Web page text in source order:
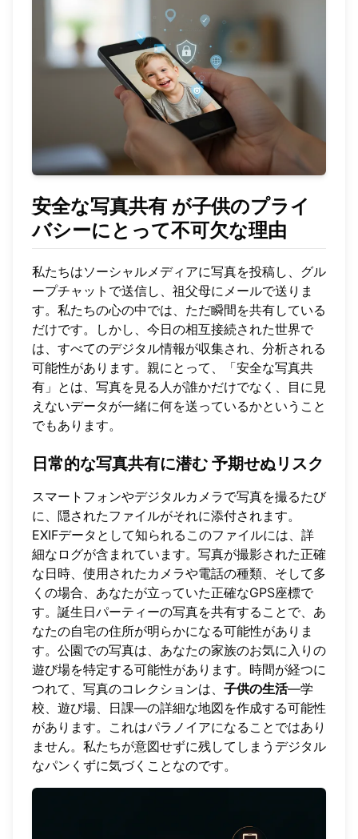
安全な写真共有 が子供のプライ
バシーにとって不可欠な理由
私たちはソーシャルメディアに写真を投稿し、グル
ープチャットで送信し、祖父母にメールで送りま
す。私たちの心の中では、ただ瞬間を共有している
だけです。しかし、今日の相互接続された世界で
は、すべてのデジタル情報が収集され、分析される
可能性があります。親にとって、「安全な写真共
有」とは、写真を見る人が誰かだけでなく、目に見
えないデータが一緒に何を送っているかということ
でもあります。
日常的な写真共有に潜む 予期せぬリスク
スマートフォンやデジタルカメラで写真を撮るたび
に、隠されたファイルがそれに添付されます。
EXIFデータとして知られるこのファイルには、詳
細なログが含まれています。写真が撮影された正確
な日時、使用されたカメラや電話の種類、そして多
くの場合、あなたが立っていた正確なGPS座標で
す。誕生日パーティーの写真を共有することで、あ
なたの自宅の住所が明らかになる可能性がありま
す。公園での写真は、あなたの家族のお気に入りの
遊び場を特定する可能性があります。時間が経つに
つれて、写真のコレクションは、 子供の生活—学
校、遊び場、日課—の詳細な地図を作成する可能性
があります。これはパラノイアになることではあり
ません。私たちが意図せずに残してしまうデジタル
なパンくずに気づくことなのです。